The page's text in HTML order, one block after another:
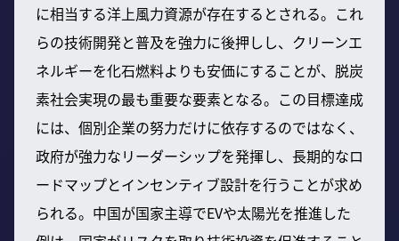
に相当する洋上風力資源が存在するとされる。これ
らの技術開発と普及を強力に後押しし、クリーンエ
ネルギーを化石燃料よりも安価にすることが、脱炭
素社会実現の最も重要な要素となる。この目標達成
には、個別企業の努力だけに依存するのではなく、
政府が強力なリーダーシップを発揮し、長期的なロ
ードマップとインセンティブ設計を行うことが求め
られる。中国が国家主導でEVや太陽光を推進した